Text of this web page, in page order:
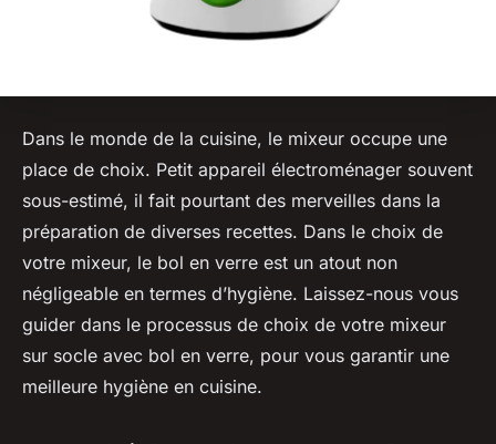
Dans le monde de la cuisine, le mixeur occupe une
place de choix. Petit appareil électroménager souvent
sous-estimé, il fait pourtant des merveilles dans la
préparation de diverses recettes. Dans le choix de
votre mixeur, le bol en verre est un atout non
négligeable en termes d’hygiène. Laissez-nous vous
guider dans le processus de choix de votre mixeur
sur socle avec bol en verre, pour vous garantir une
meilleure hygiène en cuisine.